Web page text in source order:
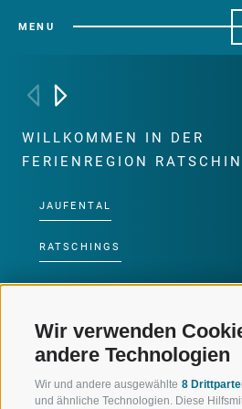
Wir verwenden
andere Technologien
Wir und andere ausgewählte 8
und ähnliche Technologien. Diese
MENU
WILLKOMMEN IN DER
FERIENREGION
JAUFENTAL
RATSCHINGS
RIDNAUNTAL
BERGBAHNEN
SKISCHULE RATSCHINGS